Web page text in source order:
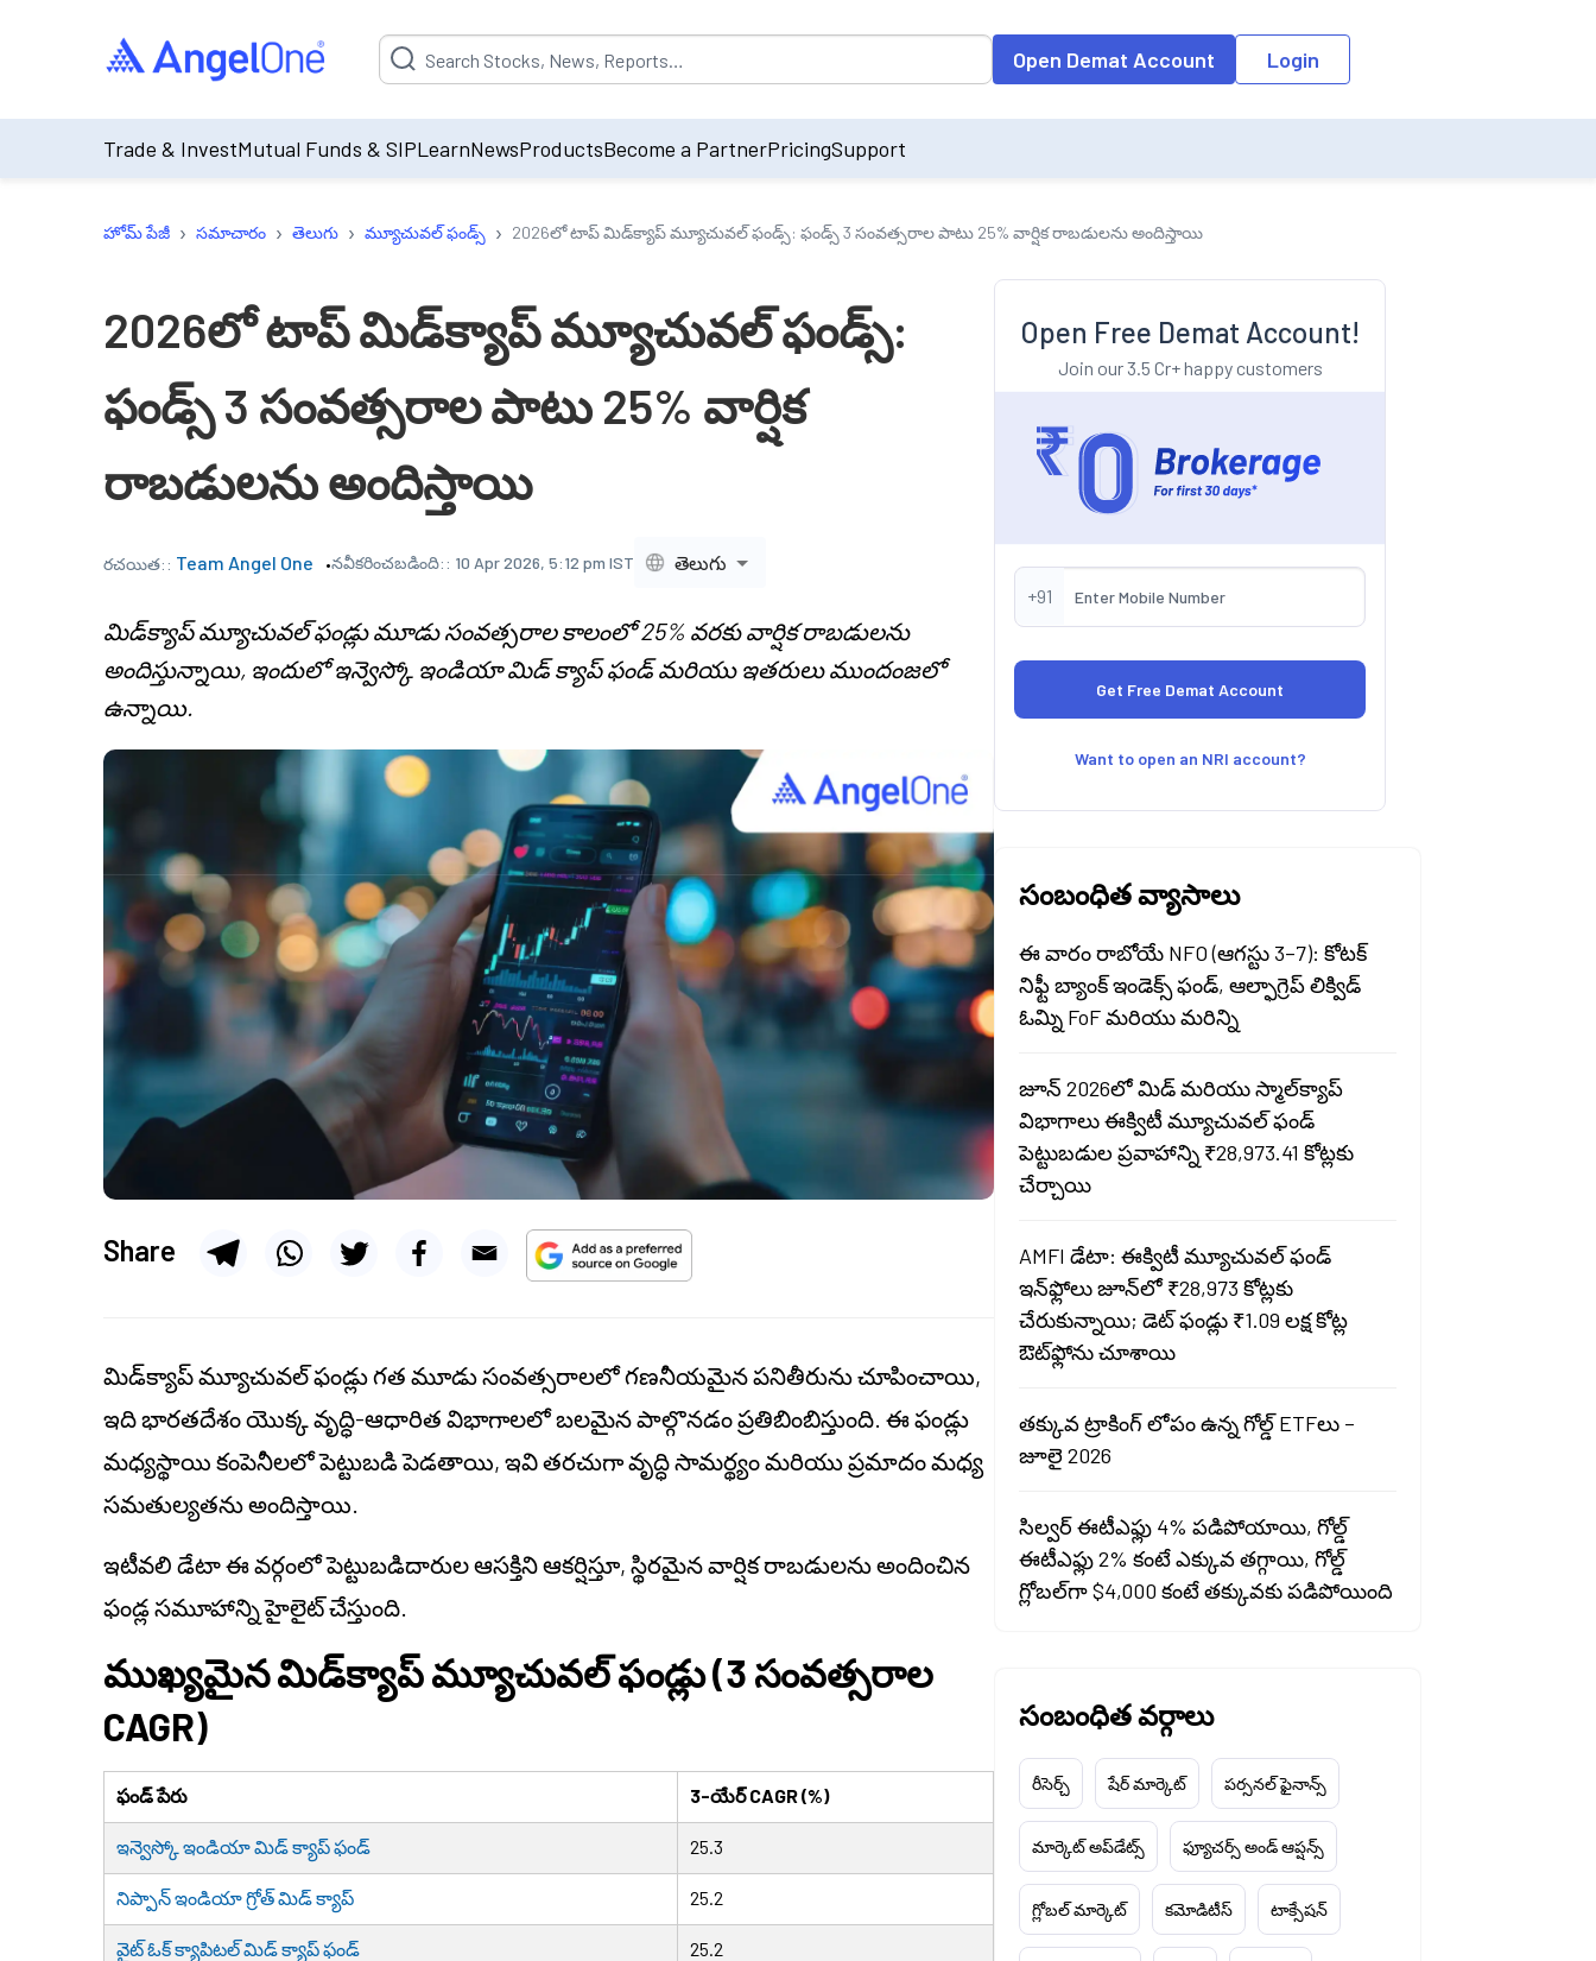
Suggestion will be populated by default on accessing the input field. On entering data into the input field, the suggestion list will be updated as per the
Open Demat Account Login
Trade & InvestMutual Funds & SIPLearnNewsProductsBecome a PartnerPricingSupport
హోమ్ పేజీ › సమాచారం › తెలుగు › మ్యూచువల్ ఫండ్స్ › 2026లో టాప్ మిడ్‌క్యాప్ మ్యూచువల్ ఫండ్స్: ఫండ్స్ 3 సంవత్సరాల పాటు 25% వార్షిక రాబడులను అందిస్తాయి
2026లో టాప్ మిడ్‌క్యాప్ మ్యూచువల్ ఫండ్స్:
ఫండ్స్ 3 సంవత్సరాల పాటు 25% వార్షిక
రాబడులను అందిస్తాయి
రచయిత:: Team Angel One నవీకరించబడింది:: 10 Apr 2026, 5:12 pm IST తెలుగు
మిడ్‌క్యాప్ మ్యూచువల్ ఫండ్లు మూడు సంవత్సరాల కాలంలో 25% వరకు వార్షిక రాబడులను
అందిస్తున్నాయి, ఇందులో ఇన్వెస్కో ఇండియా మిడ్ క్యాప్ ఫండ్ మరియు ఇతరులు ముందంజలో
ఉన్నాయి.
Share
మిడ్‌క్యాప్ మ్యూచువల్ ఫండ్లు గత మూడు సంవత్సరాలలో గణనీయమైన పనితీరును చూపించాయి,
ఇది భారతదేశం యొక్క వృద్ధి-ఆధారిత విభాగాలలో బలమైన పాల్గొనడం ప్రతిబింబిస్తుంది. ఈ ఫండ్లు
మధ్యస్థాయి కంపెనీలలో పెట్టుబడి పెడతాయి, ఇవి తరచుగా వృద్ధి సామర్థ్యం మరియు ప్రమాదం మధ్య
సమతుల్యతను అందిస్తాయి.
ఇటీవలి డేటా ఈ వర్గంలో పెట్టుబడిదారుల ఆసక్తిని ఆకర్షిస్తూ, స్థిరమైన వార్షిక రాబడులను అందించిన
ఫండ్ల సమూహాన్ని హైలైట్ చేస్తుంది.
ముఖ్యమైన మిడ్‌క్యాప్ మ్యూచువల్ ఫండ్లు (3 సంవత్సరాల
CAGR)
ఫండ్ పేరు 3-యేర్ CAGR (%)
ఇన్వెస్కో ఇండియా మిడ్ క్యాప్ ఫండ్ 25.3
నిప్పాన్ ఇండియా గ్రోత్ మిడ్ క్యాప్ 25.2
వైట్ ఓక్ క్యాపిటల్ మిడ్ క్యాప్ ఫండ్ 25.2
Open Free Demat Account!
Join our 3.5 Cr+ happy customers
+91
Want to open an NRI account?
సంబంధిత వ్యాసాలు
ఈ వారం రాబోయే NFO (ఆగస్టు 3–7): కోటక్
నిఫ్టీ బ్యాంక్ ఇండెక్స్ ఫండ్, ఆల్ఫాగ్రెప్ లిక్విడ్
ఓమ్ని FoF మరియు మరిన్ని
జూన్ 2026లో మిడ్ మరియు స్మాల్‌క్యాప్
విభాగాలు ఈక్విటీ మ్యూచువల్ ఫండ్
పెట్టుబడుల ప్రవాహాన్ని ₹28,973.41 కోట్లకు
చేర్చాయి
AMFI డేటా: ఈక్విటీ మ్యూచువల్ ఫండ్
ఇన్‌ఫ్లోలు జూన్‌లో ₹28,973 కోట్లకు
చేరుకున్నాయి; డెట్ ఫండ్లు ₹1.09 లక్ష కోట్ల
ఔట్‌ఫ్లోను చూశాయి
తక్కువ ట్రాకింగ్ లోపం ఉన్న గోల్డ్ ETFలు –
జూలై 2026
సిల్వర్ ఈటీఎఫ్లు 4% పడిపోయాయి, గోల్డ్
ఈటీఎఫ్లు 2% కంటే ఎక్కువ తగ్గాయి, గోల్డ్
గ్లోబల్‌గా $4,000 కంటే తక్కువకు పడిపోయింది
సంబంధిత వర్గాలు
రీసెర్చ్ షేర్ మార్కెట్ పర్సనల్ ఫైనాన్స్
మార్కెట్ అప్‌డేట్స్ ఫ్యూచర్స్ అండ్ ఆప్షన్స్
గ్లోబల్ మార్కెట్ కమోడిటీస్ టాక్సేషన్